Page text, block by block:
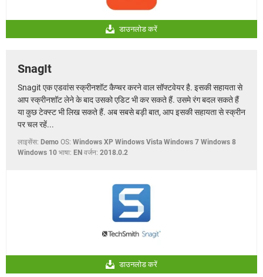
डाउनलोड करें
SnagIt
Snagit एक एडवांस स्क्रीनशॉट कैप्चर करने वाल सॉफ्टवेयर है. इसकी सहायता से
आप स्क्रीनशॉट लेने के बाद उसको एडिट भी कर सकते हैं. उसमे रंग बदल सकते हैं
या कुछ टेक्स्ट भी लिख सकते हैं. अब सबसे बड़ी बात, आप इसकी सहायता से स्क्रीन
पर चल रहें...
लाइसेंस: Demo OS: Windows XP Windows Vista Windows 7 Windows 8
Windows 10 भाषा: EN वर्जन: 2018.0.2
डाउनलोड करें